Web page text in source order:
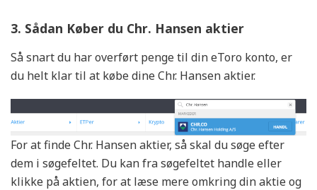
3. Sådan Køber du Chr. Hansen aktier
Så snart du har overført penge til din eToro konto, er
du helt klar til at købe dine Chr. Hansen aktier.
For at finde Chr. Hansen aktier, så skal du søge efter
dem i søgefeltet. Du kan fra søgefeltet handle eller
klikke på aktien, for at læse mere omkring din aktie og